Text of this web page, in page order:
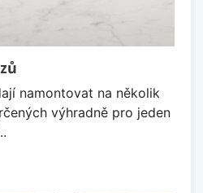
namontovat na několik
výhradně pro jeden